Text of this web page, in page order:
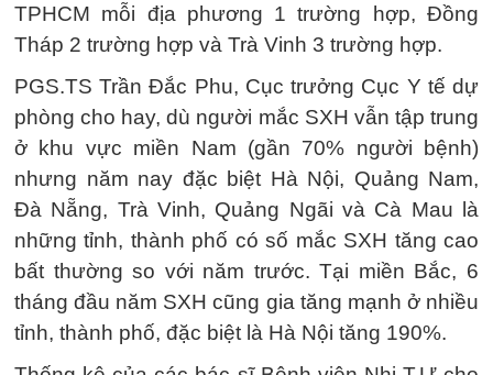
TPHCM mỗi địa phương 1 trường hợp, Đồng
Tháp 2 trường hợp và Trà Vinh 3 trường hợp.
PGS.TS Trần Đắc Phu, Cục trưởng Cục Y tế dự
phòng cho hay, dù người mắc SXH vẫn tập trung
ở khu vực miền Nam (gần 70% người bệnh)
nhưng năm nay đặc biệt Hà Nội, Quảng Nam,
Đà Nẵng, Trà Vinh, Quảng Ngãi và Cà Mau là
những tỉnh, thành phố có số mắc SXH tăng cao
bất thường so với năm trước. Tại miền Bắc, 6
tháng đầu năm SXH cũng gia tăng mạnh ở nhiều
tỉnh, thành phố, đặc biệt là Hà Nội tăng 190%.